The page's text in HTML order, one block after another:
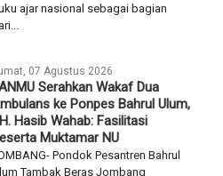
ajar nasional sebagai bagian
07 Agustus 2026
Serahkan Wakaf Dua
ke Ponpes Bahrul Ulum,
Hasib Wahab: Fasilitasi
Muktamar NU
Pondok Pesantren Bahrul
Tambak Beras Jombang